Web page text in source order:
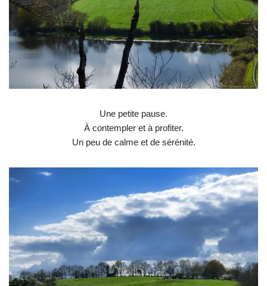
Une petite pause.
À contempler et à profiter.
Un peu de calme et de sérénité.